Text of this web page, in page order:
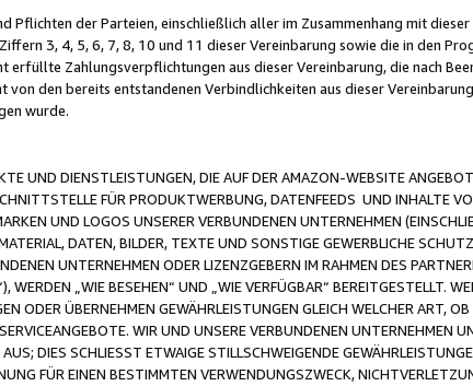
Pflichten der Parteien, einschließlich aller im Zusammenhang mit
3, 4, 5, 6, 7, 8, 10 und 11 dieser Vereinbarung sowie die in den
erfüllte Zahlungsverpflichtungen aus dieser Vereinbarung, die nach
den bereits entstandenen Verbindlichkeiten aus dieser
wurde.
UND DIENSTLEISTUNGEN, DIE AUF DER AMAZON-WEBSITE
FÜR PRODUKTWERBUNG, DATENFEEDS UND INHALTE
UND LOGOS UNSERER VERBUNDENEN UNTERNEHMEN
DATEN, BILDER, TEXTE UND SONSTIGE GEWERBLICHE
UNTERNEHMEN ODER LIZENZGEBERN IM RAHMEN DES
WERDEN „WIE BESEHEN“ UND „WIE VERFÜGBAR“ BEREITGESTELLT.
ODER ÜBERNEHMEN GEWÄHRLEISTUNGEN GLEICH WELCHER ART,
WIR UND UNSERE VERBUNDENEN UNTERNEHMEN
DIES SCHLIESST ETWAIGE STILLSCHWEIGENDE
FÜR EINEN BESTIMMTEN VERWENDUNGSZWECK,